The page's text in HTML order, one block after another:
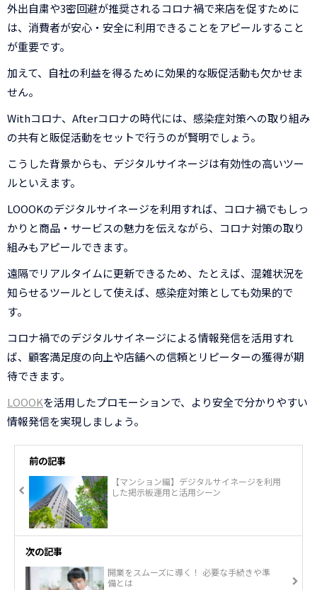
外出自粛や3密回避が推奨されるコロナ禍で来店を促すために
は、消費者が安心・安全に利用できることをアピールすること
が重要です。
加えて、自社の利益を得るために効果的な販促活動も欠かせま
せん。
Withコロナ、Afterコロナの時代には、感染症対策への取り組み
の共有と販促活動をセットで行うのが賢明でしょう。
こうした背景からも、デジタルサイネージは有効性の高いツー
ルといえます。
LOOOKのデジタルサイネージを利用すれば、コロナ禍でもしっ
かりと商品・サービスの魅力を伝えながら、コロナ対策の取り
組みもアピールできます。
遠隔でリアルタイムに更新できるため、たとえば、混雑状況を
知らせるツールとして使えば、感染症対策としても効果的で
す。
コロナ禍でのデジタルサイネージによる情報発信を活用すれ
ば、顧客満足度の向上や店舗への信頼とリピーターの獲得が期
待できます。
LOOOKを活用したプロモーションで、より安全で分かりやすい
情報発信を実現しましょう。
前の記事
【マンション編】デジタルサイネージを利用
した掲示板運用と活用シーン
次の記事
開業をスムーズに導く！ 必要な手続きや準
備とは